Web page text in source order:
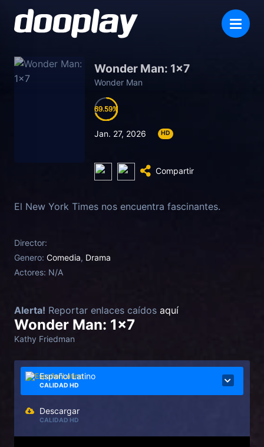
Wonder Man: 1×7
Wonder Man
69.59
69.59
69.59
69.59
Jan. 27, 2026 HD
Compartir
El New York Times nos encuentra fascinantes.
Director:
Genero: Comedia, Drama
Actores: N/A
Alerta! Reportar enlaces caídos aquí
Wonder Man: 1x7
Kathy Friedman
Español Latino
CALIDAD HD
Descargar
CALIDAD HD